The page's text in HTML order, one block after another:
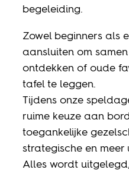
begeleiding.
Zowel beginners als
aansluiten om
ontdekken of oude
tafel te leggen.
Tijdens onze
ruime keuze aan
toegankelijke
strategische en
Alles wordt